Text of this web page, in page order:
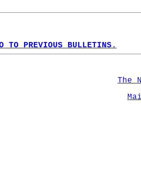
TO PREVIOUS BULLETINS.
The